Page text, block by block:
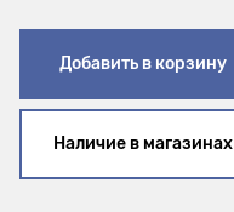
Добавить в корзину
Наличие в магазинах